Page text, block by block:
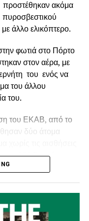
Γκίζαςδήλωσε
Ναυπάκτου
μας. Με την
τη διαμόρφωση του
πλέον στο
εξέλιξη,
προστέθηκαν ακόμα
πυροσβεστικού
άλλο ελικόπτερο.
φωτιά στο Πόρτο
στον αέρα, με
του ενός να
του άλλου
του.
του ΕΚΑΒ, από το
δύο άτομα
στο 251 Γενικό